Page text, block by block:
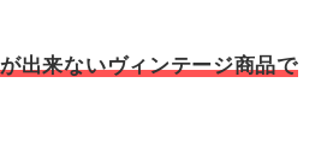
出来ないヴィンテージ商品で